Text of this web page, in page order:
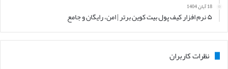
18 آبان 1404
۵ نرم افزار کیف پول بیت کوین برتر | امن، رایگان و جامع
نظرات کاربران